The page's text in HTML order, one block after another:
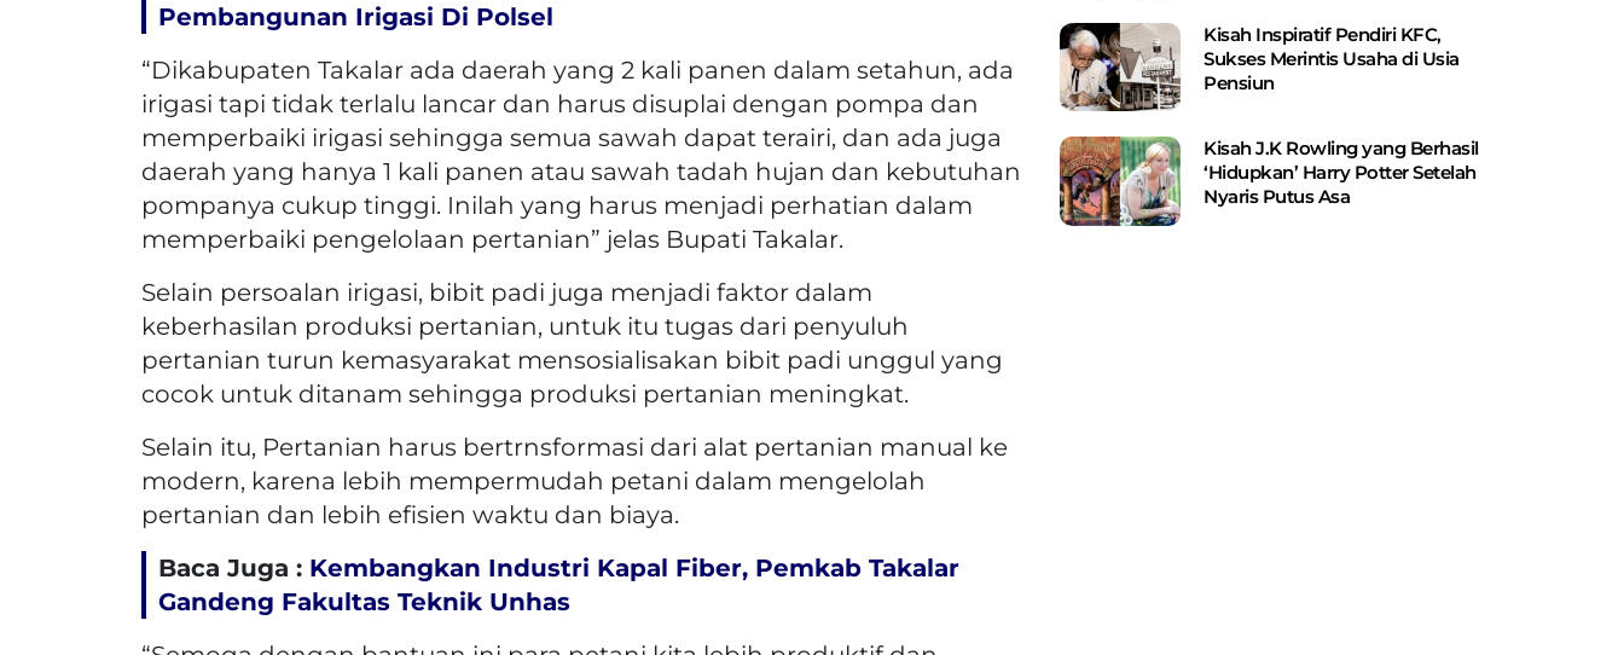
Pembangunan Irigasi Di Polsel
“Dikabupaten Takalar ada daerah yang 2 kali panen dalam setahun, ada
irigasi tapi tidak terlalu lancar dan harus disuplai dengan pompa dan
memperbaiki irigasi sehingga semua sawah dapat terairi, dan ada juga
daerah yang hanya 1 kali panen atau sawah tadah hujan dan kebutuhan
pompanya cukup tinggi. Inilah yang harus menjadi perhatian dalam
memperbaiki pengelolaan pertanian” jelas Bupati Takalar.
Selain persoalan irigasi, bibit padi juga menjadi faktor dalam
keberhasilan produksi pertanian, untuk itu tugas dari penyuluh
pertanian turun kemasyarakat mensosialisakan bibit padi unggul yang
cocok untuk ditanam sehingga produksi pertanian meningkat.
Selain itu, Pertanian harus bertrnsformasi dari alat pertanian manual ke
modern, karena lebih mempermudah petani dalam mengelolah
pertanian dan lebih efisien waktu dan biaya.
Baca Juga : Kembangkan Industri Kapal Fiber, Pemkab Takalar
Gandeng Fakultas Teknik Unhas
Kisah Inspiratif Pendiri KFC,
Sukses Merintis Usaha di Usia
Pensiun
Kisah J.K Rowling yang Berhasil
‘Hidupkan’ Harry Potter Setelah
Nyaris Putus Asa